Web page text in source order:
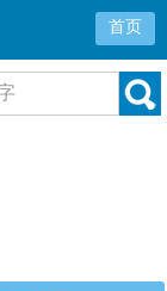
首页